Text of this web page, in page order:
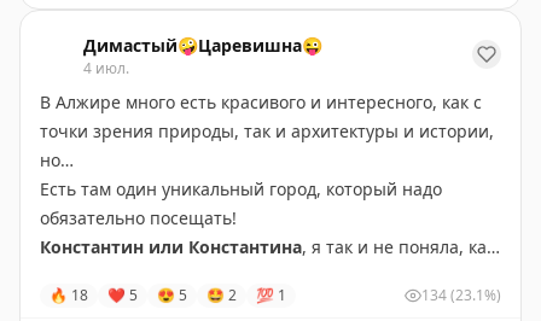
#Тимгад
#ЮнескоДимастый🤪Царевишна😜
4 июл.
В Алжире много есть красивого и интересного, как с
точки зрения природы, так и архитектуры и истории,
но…
Есть там один уникальный город, который надо
обязательно посещать!
Константин или Константина, я так и не поняла, как
Город мостов, обрывов, скал, впрочем, смотрите фото
🔥 18 ❤ 5 😍 5 🤩 2 💯 1 134(23.1%)